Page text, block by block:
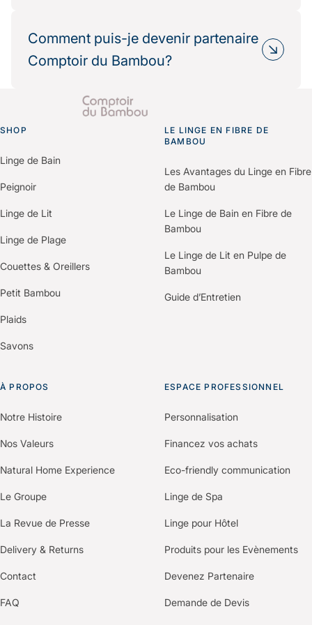
impact environnemental.
choisissent Comptoir du Bambou dans le cadre
de leur politique RSE.
Nous fournissons les informations
pour vos démarches de certification (Green Key,
Comment puis-je devenir partenaire
Comptoir du Bambou?
Il vous suffit de nous contacter via le formulaire
“Espace Professionnels” du site.
Un membre de notre équipe vous recontactera
pour comprendre vos besoins et construire une
offre personnalisée selon votre établissement.
SHOP
Linge de Bain
Peignoir
Linge de Lit
Linge de Plage
Couettes & Oreillers
Petit Bambou
Plaids
Savons
LE LINGE EN FIBRE DE
BAMBOU
Les Avantages du Linge en Fibre
de Bambou
Le Linge de Bain en Fibre de
Bambou
Le Linge de Lit en Pulpe de
Bambou
Guide d’Entretien
À PROPOS
Notre Histoire
Nos Valeurs
Natural Home Experience
Le Groupe
La Revue de Presse
Delivery & Returns
Contact
FAQ
ESPACE PROFESSIONNEL
Personnalisation
Financez vos achats
Eco-friendly communication
Linge de Spa
Linge pour Hôtel
Produits pour les Evènements
Devenez Partenaire
Demande de Devis